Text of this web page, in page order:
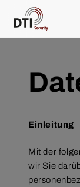
Einleitung
Mit der
wir Sie